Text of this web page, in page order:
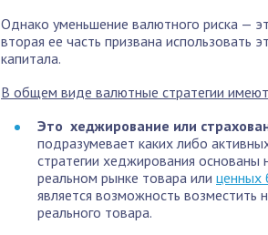
Однако уменьшение валютного риска —
вторая ее часть призвана использовать
капитала.
В общем виде валютные стратегии
Это хеджирование или
подразумевает каких либо
стратегии хеджирования
реальном рынке товара или ценных
является возможность возместить
реального товара.